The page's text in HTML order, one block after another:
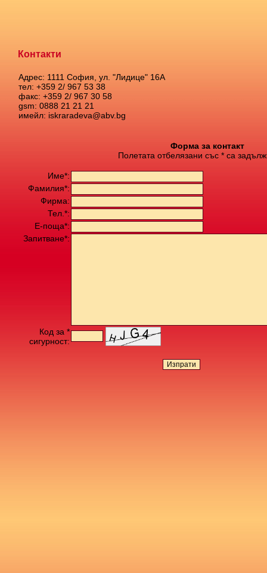
Контакти
Адрес: 1111 София, ул. "Лидице" 16А
тел: +359 2/ 967 53 38
факс: +359 2/ 967 30 58
gsm: 0888 21 21 21
имейл: iskraradeva@abv.bg
Форма за контакт
Полетата отбелязани със * са
Име*:
Фамилия*:
Фирма:
Тел.*:
Е-поща*:
Запитване*:
Код за *
сигурност: